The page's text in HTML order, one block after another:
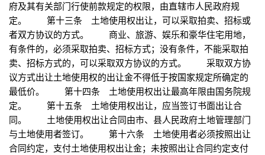
府及其有关部门行使前款规定的权限，由直辖市人民政府规
定。 第十三条 土地使用权出让，可以采取拍卖、招标或
者双方协议的方式。 商业、旅游、娱乐和豪华住宅用地，
有条件的，必须采取拍卖、招标方式；没有条件，不能采取拍
卖、招标方式的，可以采取双方协议的方式。 采取双方协
议方式出让土地使用权的出让金不得低于按国家规定所确定的
最低价。 第十四条 土地使用权出让最高年限由国务院规
定。 第十五条 土地使用权出让，应当签订书面出让合
同。 土地使用权出让合同由市、县人民政府土地管理部门
与土地使用者签订。 第十六条 土地使用者必须按照出让
合同约定，支付土地使用权出让金；未按照出让合同约定支付